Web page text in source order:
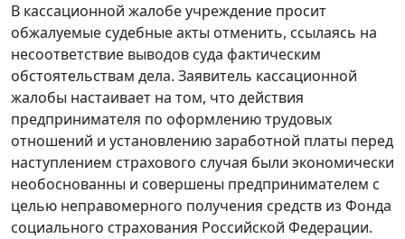
В кассационной жалобе учреждение просит
обжалуемые судебные акты отменить, ссылаясь на
несоответствие выводов суда фактическим
обстоятельствам дела. Заявитель кассационной
жалобы настаивает на том, что действия
предпринимателя по оформлению трудовых
отношений и установлению заработной платы перед
наступлением страхового случая были экономически
необоснованны и совершены предпринимателем с
целью неправомерного получения средств из Фонда
социального страхования Российской Федерации.